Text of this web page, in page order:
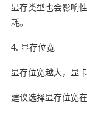
显存类型也会影响
耗。
4. 显存位宽
显存位宽越大，显
建议选择显存位宽